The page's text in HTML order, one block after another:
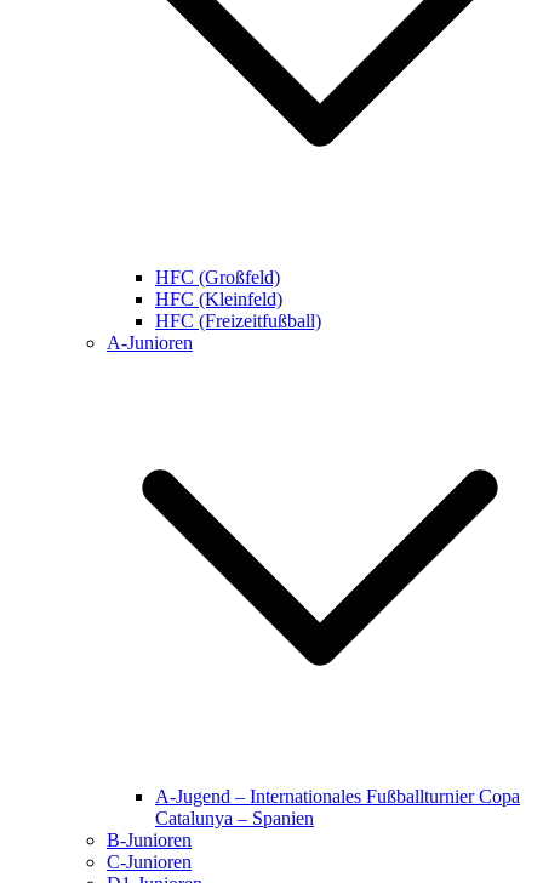
HFC (Großfeld)
HFC (Kleinfeld)
HFC (Freizeitfußball)
A-Junioren
A-Jugend – Internationales Fußballturnier Copa
Catalunya – Spanien
B-Junioren
C-Junioren